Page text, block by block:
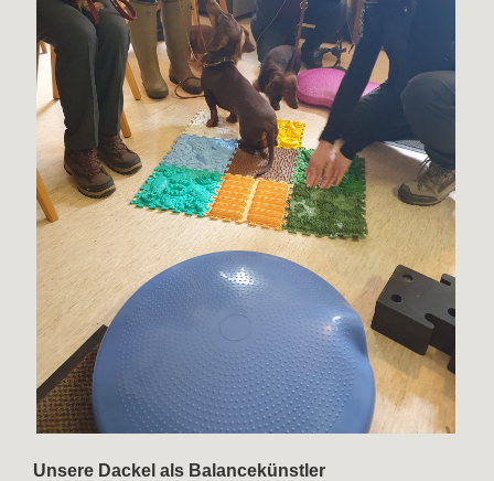
Unsere Dackel als Balancekünstler